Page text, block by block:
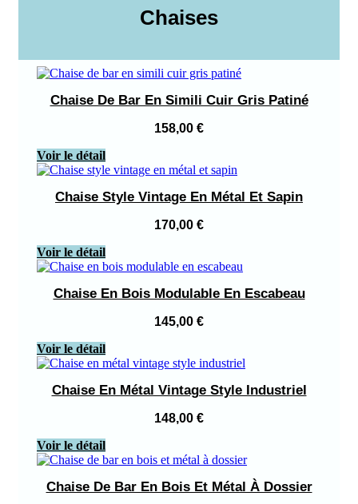
Chaises
Chaise De Bar En Simili Cuir Gris Patiné
158,00 €
Voir le détail
Chaise Style Vintage En Métal Et Sapin
170,00 €
Voir le détail
Chaise En Bois Modulable En Escabeau
145,00 €
Voir le détail
Chaise En Métal Vintage Style Industriel
148,00 €
Voir le détail
Chaise De Bar En Bois Et Métal À Dossier